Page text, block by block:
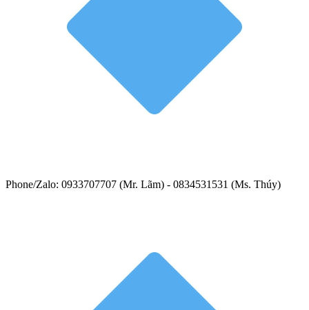
Phone/Zalo: 0933707707 (Mr. Lãm) - 0834531531 (Ms. Thúy)